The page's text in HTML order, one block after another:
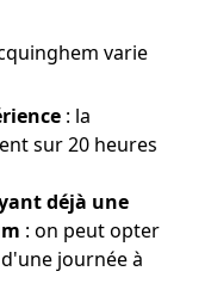
varie
: la
sur 20 heures
déjà une
: on peut opter
journée à